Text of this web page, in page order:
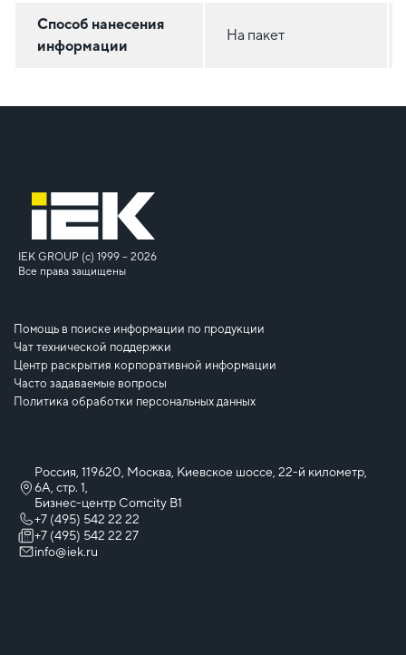
Способ нанесения
информации
На пакет
IEK GROUP (c) 1999 – 2026
Все права защищены
Помощь в поиске информации по продукции
Чат технической поддержки
Центр раскрытия корпоративной информации
Часто задаваемые вопросы
Политика обработки персональных данных
Россия, 119620, Москва, Киевское шоссе, 22-й километр,
6А, стр. 1,
Бизнес-центр Comcity B1
+7 (495) 542 22 22
+7 (495) 542 22 27
info@iek.ru